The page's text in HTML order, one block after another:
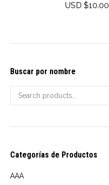
USD $10.00
Buscar por nombre
Categorías de Productos
AAA